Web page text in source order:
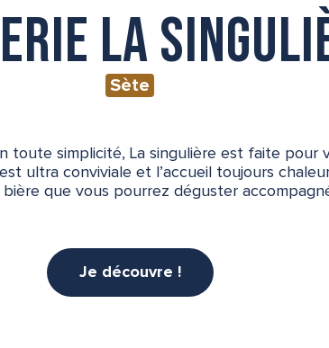
La
Sète
simplicité, La singulière est faite pour
ultra conviviale et l’accueil toujours
que vous pourrez déguster
Je découvre !